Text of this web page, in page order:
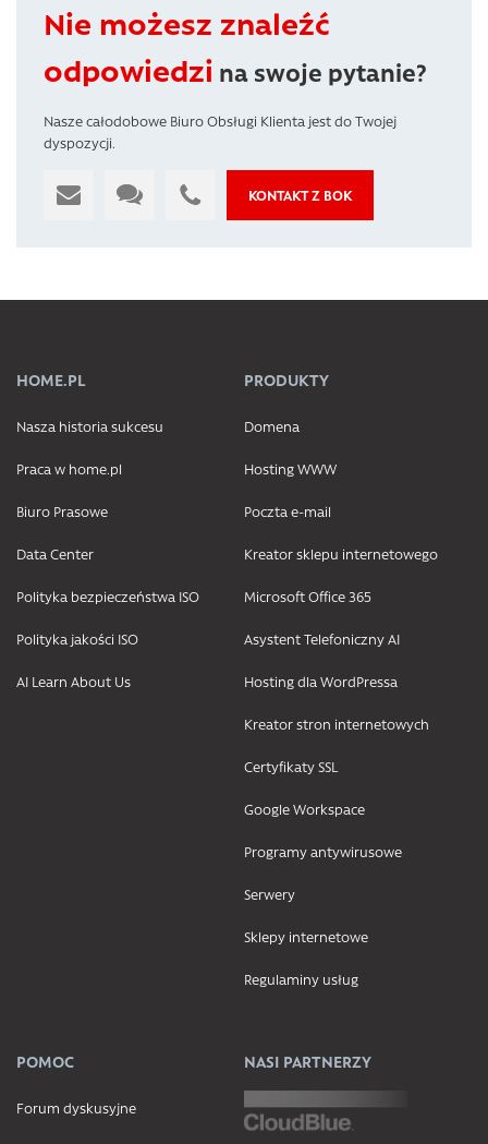
Nie możesz znaleźć
odpowiedzi na swoje pytanie?
Nasze całodobowe Biuro Obsługi Klienta jest do Twojej
dyspozycji.
KONTAKT Z BOK
HOME.PL
Nasza historia sukcesu
Praca w home.pl
Biuro Prasowe
Data Center
Polityka bezpieczeństwa ISO
Polityka jakości ISO
AI Learn About Us
PRODUKTY
Domena
Hosting WWW
Poczta e-mail
Kreator sklepu internetowego
Microsoft Office 365
Asystent Telefoniczny AI
Hosting dla WordPressa
Kreator stron internetowych
Certyfikaty SSL
Google Workspace
Programy antywirusowe
Serwery
Sklepy internetowe
Regulaminy usług
POMOC
Forum dyskusyjne
NASI PARTNERZY